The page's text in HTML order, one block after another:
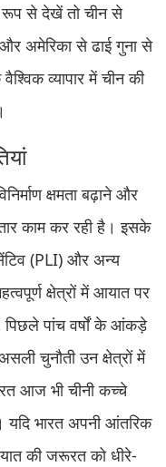
रूप से देखें तो चीन से
अमेरिका से ढाई गुना से
व्यापार में चीन की
क्षमता बढ़ाने और
काम कर रही है। इसके
(PLI) और अन्य
क्षेत्रों में आयात पर
पिछले पांच वर्षों के आंकड़े
चुनौती उन क्षेत्रों में
आज भी चीनी कच्चे
यदि भारत अपनी आंतरिक
की जरूरत को धीरे-